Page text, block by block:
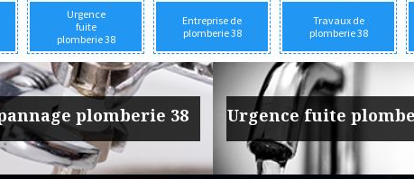
Urgence
fuite
plomberie 38
Entreprise de
plomberie 38
Travaux de
plomberie 38
de plomberie 38 Travaux de